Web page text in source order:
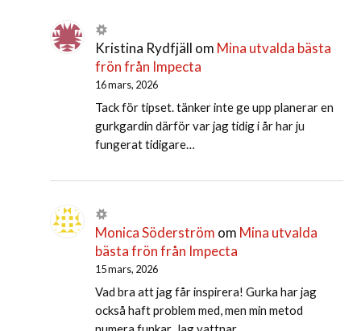
Kristina Rydfjäll om Mina utvalda bästa
frön från Impecta
16 mars, 2026
Tack för tipset. tänker inte ge upp planerar en
gurkgardin därför var jag tidig i år har ju
fungerat tidigare…
Monica Söderström om Mina utvalda
bästa frön från Impecta
15 mars, 2026
Vad bra att jag får inspirera! Gurka har jag
också haft problem med, men min metod